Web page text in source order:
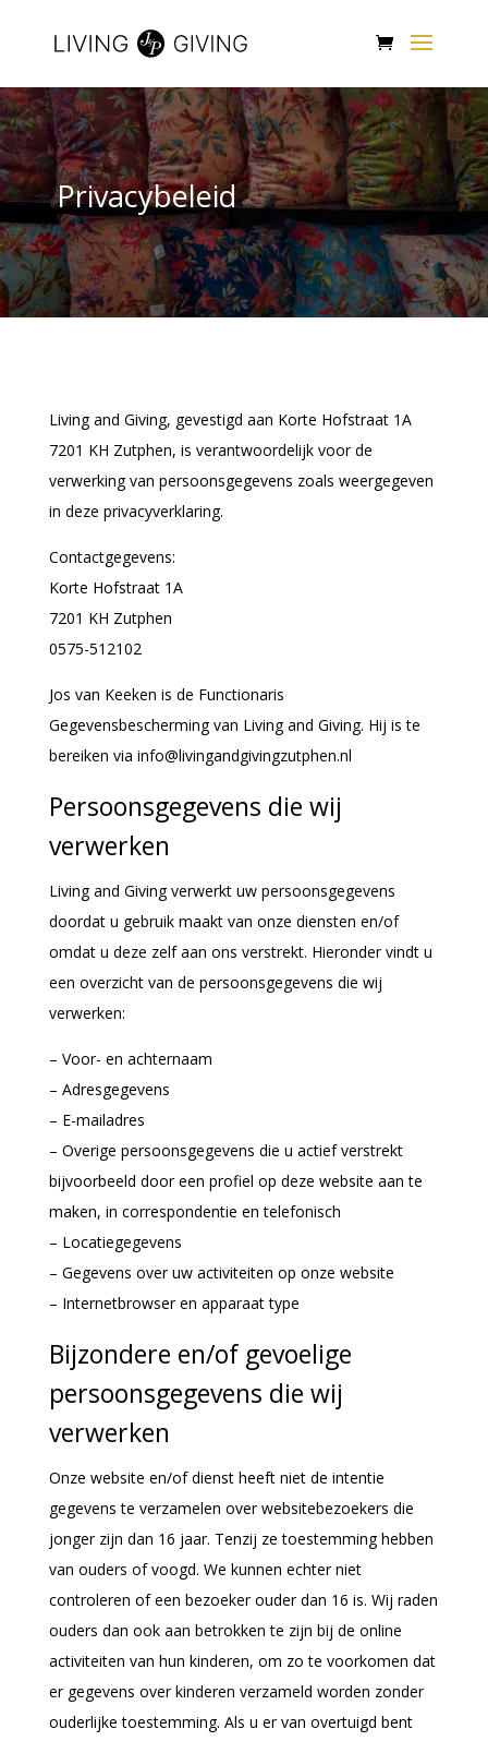
Privacybeleid
Living and Giving, gevestigd aan Korte Hofstraat 1A
7201 KH Zutphen, is verantwoordelijk voor de
verwerking van persoonsgegevens zoals weergegeven
in deze privacyverklaring.
Contactgegevens:
Korte Hofstraat 1A
7201 KH Zutphen
0575-512102
Jos van Keeken is de Functionaris
Gegevensbescherming van Living and Giving. Hij is te
bereiken via info@livingandgivingzutphen.nl
Persoonsgegevens die wij
verwerken
Living and Giving verwerkt uw persoonsgegevens
doordat u gebruik maakt van onze diensten en/of
omdat u deze zelf aan ons verstrekt. Hieronder vindt u
een overzicht van de persoonsgegevens die wij
verwerken:
– Voor- en achternaam
– Adresgegevens
– E-mailadres
– Overige persoonsgegevens die u actief verstrekt
bijvoorbeeld door een profiel op deze website aan te
maken, in correspondentie en telefonisch
– Locatiegegevens
– Gegevens over uw activiteiten op onze website
– Internetbrowser en apparaat type
Bijzondere en/of gevoelige
persoonsgegevens die wij
verwerken
Onze website en/of dienst heeft niet de intentie
gegevens te verzamelen over websitebezoekers die
jonger zijn dan 16 jaar. Tenzij ze toestemming hebben
van ouders of voogd. We kunnen echter niet
controleren of een bezoeker ouder dan 16 is. Wij raden
ouders dan ook aan betrokken te zijn bij de online
activiteiten van hun kinderen, om zo te voorkomen dat
er gegevens over kinderen verzameld worden zonder
ouderlijke toestemming. Als u er van overtuigd bent